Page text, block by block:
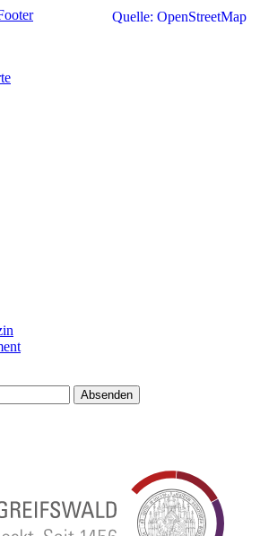
Absenden
Quelle: OpenStreetMap